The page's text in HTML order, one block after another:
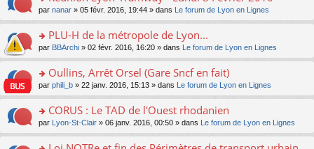
eu
s
ré
e
lu
le
pl
u
s
c
e
nt
a
e
n
o
lu
le
pl
u
s
m
e
s
a
g
e
n
lu
le
pl
u
o
n
ult
er
le
m
e
a
g
e
n
par nanar » 05 févr. 2016, 19:44 » dans Le forum de Lyon en Lignes
o
n
ult
er
le
m
e
PLU-H de la métropole de Lyon...
par BBArchi » 02 févr. 2016, 16:20 » dans Le forum de Lyon en Lignes
o
n
ult
er
le
Oullins, Arrêt Orsel (Gare Sncf en fait)
par phili_b » 22 janv. 2016, 15:13 » dans Le forum de Lyon en Lignes
o
n
CORUS : Le TAD de l'Ouest rhodanien
par Lyon-St-Clair » 06 janv. 2016, 00:50 » dans Le forum de Lyon en Lignes